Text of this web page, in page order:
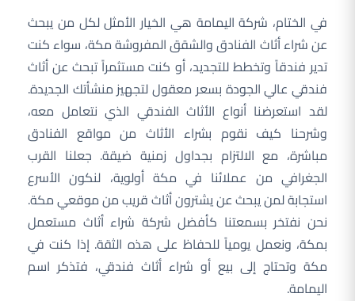
في الختام، شركة اليمامة هي الخيار الأمثل لكل من يبحث
عن شراء أثاث الفنادق والشقق المفروشة مكة، سواء كنت
تدير فندقاً وتخطط للتجديد، أو كنت مستثمراً تبحث عن أثاث
فندقي عالي الجودة بسعر معقول لتجهيز منشأتك الجديدة.
لقد استعرضنا أنواع الأثاث الفندقي الذي نتعامل معه،
وشرحنا كيف نقوم بشراء الأثاث من مواقع الفنادق
مباشرة، مع الالتزام بجداول زمنية ضيقة. جعلنا القرب
الجغرافي من عملائنا في مكة أولوية، لنكون الأسرع
استجابة لمن يبحث عن يشترون أثاث قريب من موقعي مكة.
نحن نفتخر بسمعتنا كأفضل شركة شراء أثاث مستعمل
بمكة، ونعمل يومياً للحفاظ على هذه الثقة. إذا كنت في
مكة وتحتاج إلى بيع أو شراء أثاث فندقي، فتذكر اسم
اليمامة.